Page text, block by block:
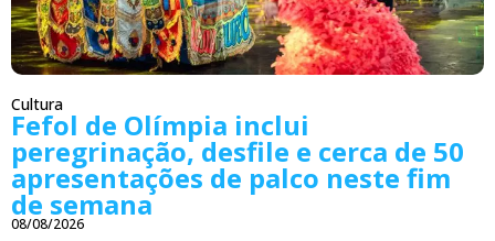
Cultura
Fefol de Olímpia inclui
peregrinação, desfile e cerca de 50
apresentações de palco neste fim
de semana
08/08/2026